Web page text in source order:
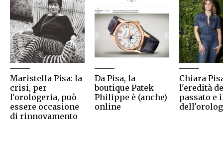
Maristella Pisa: la
crisi, per
l'orologeria, può
essere occasione
di rinnovamento
Da Pisa, la
boutique Patek
Philippe è (anche)
online
Chiara
l'eredità
passato e